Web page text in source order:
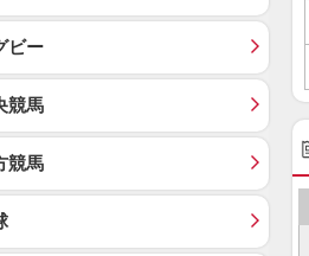
ビー
競馬
競馬